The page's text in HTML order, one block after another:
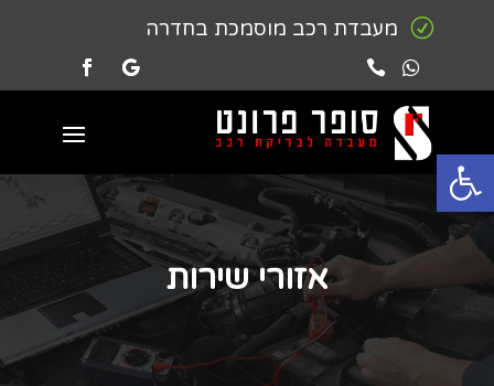
פתח סרגל נגישות
R מעבדת רכב מוסמכת בחדרה


אזורי שירות